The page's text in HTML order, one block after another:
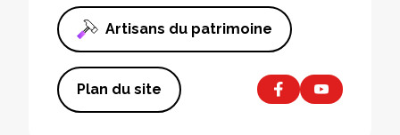
Artisans du patrimoine
Plan du site